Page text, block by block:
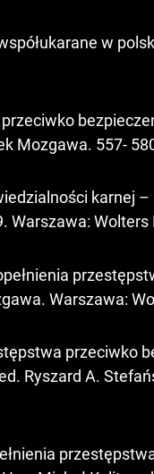
w
Mozgawa. 557-
karnej
Warszawa: Wolters
Warszawa:
przeciwko
Ryszard A.